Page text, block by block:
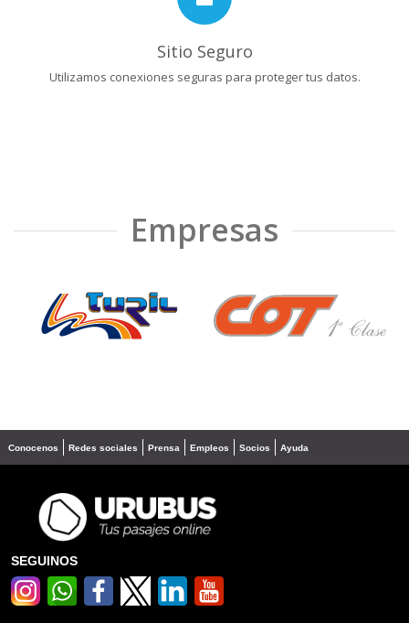
Sitio Seguro
Utilizamos conexiones seguras para proteger tus datos.
Empresas
❮ ❯
Conocenos Redes sociales Prensa Empleos Socios Ayuda
SEGUINOS